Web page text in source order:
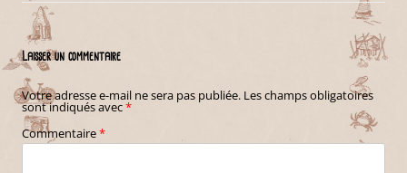
Laisser un commentaire
Votre adresse e-mail ne sera pas publiée. Les champs obligatoires
sont indiqués avec*
Commentaire*